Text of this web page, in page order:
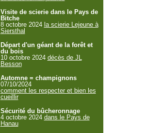
Visite de scierie dans le Pays de
Bitche
8 octobre 2024 la scierie Lejeune à
Siersthal
Départ d'un géant de la forêt et
du bois
10 octobre 2024 décès de JL
Besson
Automne = champignons
07/10/2024
comment les respecter et bien les
cueillir
Sécurité du bûcheronnage
4 octobre 2024 dans le Pays de
Hanau